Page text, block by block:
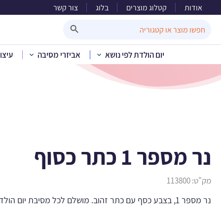
אודות קטלוג מוצרים בלוג צור קשר
for:
יום הולדת לפי נושא אביזרי מסיבה בית»
נר מספר 1 כתר כסוף
מק"ט:113800
נר מספר 1, בצבע כסף עם כתר זהוב. מושלם לכל מסיבת יום הולדת . גובה הנר: 9 ס”מ.